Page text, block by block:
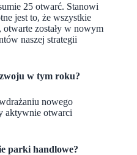
25 otwarć. Stanowi
jest to, że wszystkie
zostały w nowym
naszej strategii
w tym roku?
nowego
aktywnie otwarci
parki handlowe?